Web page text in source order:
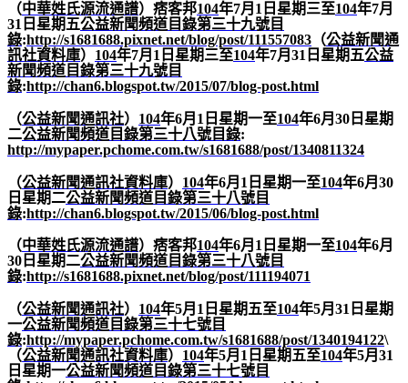
（中華姓氏源流通譜）痞客邦104年7月 1 日星期三至104年7月
31 日星期五公益新聞頻道目錄第三十九號目
錄:http://s1681688.pixnet.net/blog/post/111557083 （公益新聞通
訊社資料庫） 104年7月 1 日星期三至104年7月 31 日星期五公益
新聞頻道目錄第三十九號目
錄:http://chan6.blogspot.tw/2015/07/blog-post.html
（公益新聞通訊社） 104年6月 1 日星期一至104年6月 30 日星期
二公益新聞頻道目錄第三十八號目錄:
http://mypaper.pchome.com.tw/s1681688/post/1340811324
（公益新聞通訊社資料庫） 104年6月 1 日星期一至104年6月 30
日星期二公益新聞頻道目錄第三十八號目
錄:http://chan6.blogspot.tw/2015/06/blog-post.html
（中華姓氏源流通譜）痞客邦104年6月 1 日星期一至104年6月
30 日星期二公益新聞頻道目錄第三十八號目
錄:http://s1681688.pixnet.net/blog/post/111194071
（公益新聞通訊社） 104年5月 1 日星期五至104年5月 31 日星期
一公益新聞頻道目錄第三十七號目
錄:http://mypaper.pchome.com.tw/s1681688/post/1340194122\
（公益新聞通訊社資料庫） 104年5月 1 日星期五至104年5月 31
日星期一公益新聞頻道目錄第三十七號目